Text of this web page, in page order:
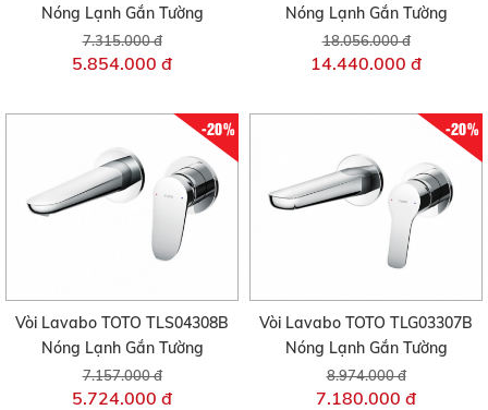
Nóng Lạnh Gắn Tường
7.315.000 đ
5.854.000 đ
Nóng Lạnh Gắn Tường
18.056.000 đ
14.440.000 đ
-20%
Vòi Lavabo TOTO TLS04308B
Nóng Lạnh Gắn Tường
7.157.000 đ
5.724.000 đ
-20%
Vòi Lavabo TOTO TLG03307B
Nóng Lạnh Gắn Tường
8.974.000 đ
7.180.000 đ